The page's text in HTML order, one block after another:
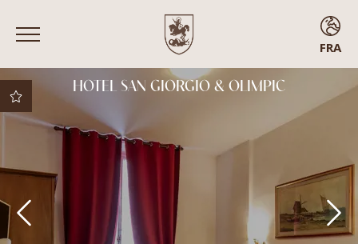
FRA
ENG
FRA
Meilleur prix garanti
Meilleures conditions
d’annulation
Surclassement
gratuit sous réserve
HOTEL SAN GIORGIO & OLIMPIC